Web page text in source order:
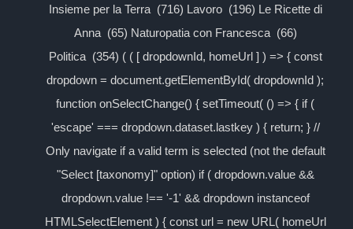
Insieme per la Terra (716) Lavoro (196) Le Ricette di
Anna (65) Naturopatia con Francesca (66)
Politica (354) ( ( [ dropdownId, homeUrl ] ) => { const
dropdown = document.getElementById( dropdownId );
function onSelectChange() { setTimeout( () => { if (
'escape' === dropdown.dataset.lastkey ) { return; } //
Only navigate if a valid term is selected (not the default
"Select [taxonomy]" option) if ( dropdown.value &&
dropdown.value !== '-1' && dropdown instanceof
HTMLSelectElement ) { const url = new URL( homeUrl